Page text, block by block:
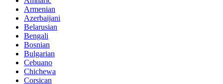
Armenian
Azerbaijani
Belarusian
Bengali
Bosnian
Bulgarian
Cebuano
Chichewa
Corsican